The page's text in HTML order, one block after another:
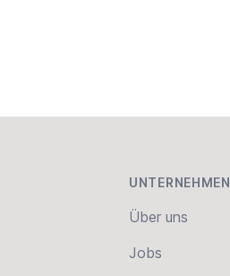
UNTERNEHMEN
Über uns
Jobs